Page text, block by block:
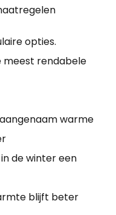
opties.
meest rendabele
aangenaam warme
in de winter een
blijft beter